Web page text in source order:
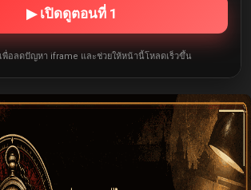
▶ เปิดดูตอนที่ 1
พื่อลดปัญหา iframe และช่วยให้หน้านี้โหลดเร็วขึ้น